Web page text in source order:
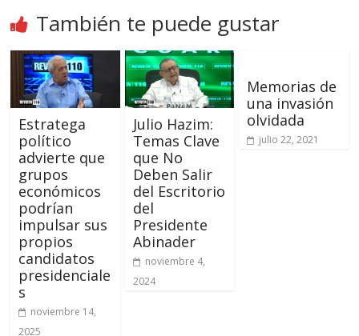
También te puede gustar
Estratega
político
advierte que
grupos
económicos
podrían
impulsar sus
propios
candidatos
presidenciale
s
noviembre 14,
2025
Julio Hazim:
Temas Clave
que No
Deben Salir
del Escritorio
del
Presidente
Abinader
noviembre 4,
2024
Memorias de
una invasión
olvidada
julio 22, 2021